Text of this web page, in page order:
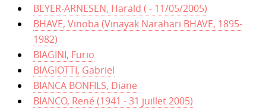
BEYER-ARNESEN, Harald ( - 11/05/2005)
BHAVE, Vinoba (Vinayak Narahari BHAVE, 1895-
1982)
BIAGINI, Furio
BIAGIOTTI, Gabriel
BIANCA BONFILS, Diane
BIANCO, René (1941 - 31 juillet 2005)